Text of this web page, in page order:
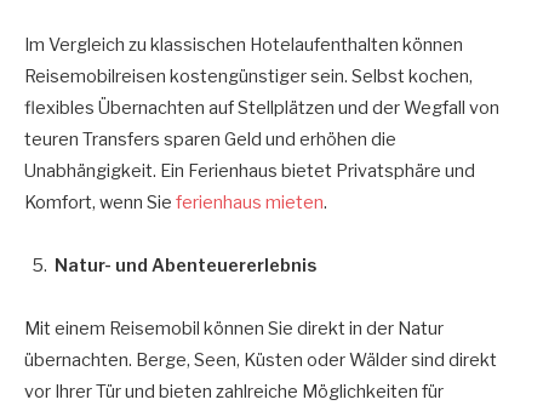
Im Vergleich zu klassischen Hotelaufenthalten können
Reisemobilreisen kostengünstiger sein. Selbst kochen,
flexibles Übernachten auf Stellplätzen und der Wegfall von
teuren Transfers sparen Geld und erhöhen die
Unabhängigkeit. Ein Ferienhaus bietet Privatsphäre und
Komfort, wenn Sie ferienhaus mieten.
Natur- und Abenteuererlebnis
Mit einem Reisemobil können Sie direkt in der Natur
übernachten. Berge, Seen, Küsten oder Wälder sind direkt
vor Ihrer Tür und bieten zahlreiche Möglichkeiten für